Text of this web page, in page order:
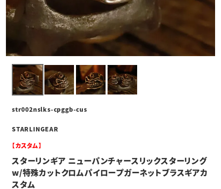
str002nslks-cpggb-cus
STARLINGEAR
【カスタム】
スターリンギア ニューパンチャースリックスターリング
w/特殊カットクロムパイロープガーネットブラスギアカ
スタム